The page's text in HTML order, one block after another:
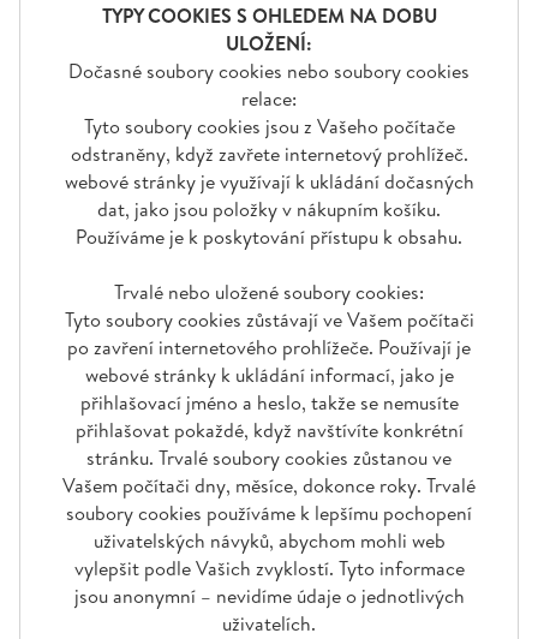
TYPY COOKIES S OHLEDEM NA DOBU
ULOŽENÍ:
Dočasné soubory cookies nebo soubory cookies
relace:
Tyto soubory cookies jsou z Vašeho počítače
odstraněny, když zavřete internetový prohlížeč.
webové stránky je využívají k ukládání dočasných
dat, jako jsou položky v nákupním košíku.
Používáme je k poskytování přístupu k obsahu.
Trvalé nebo uložené soubory cookies:
Tyto soubory cookies zůstávají ve Vašem počítači
po zavření internetového prohlížeče. Používají je
webové stránky k ukládání informací, jako je
přihlašovací jméno a heslo, takže se nemusíte
přihlašovat pokaždé, když navštívíte konkrétní
stránku. Trvalé soubory cookies zůstanou ve
Vašem počítači dny, měsíce, dokonce roky. Trvalé
soubory cookies používáme k lepšímu pochopení
uživatelských návyků, abychom mohli web
vylepšit podle Vašich zvyklostí. Tyto informace
jsou anonymní – nevidíme údaje o jednotlivých
uživatelích.